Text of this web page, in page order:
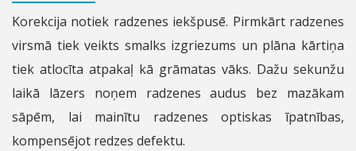
Korekcija notiek radzenes iekšpusē. Pirmkārt radzenes
virsmā tiek veikts smalks izgriezums un plāna kārtiņa
tiek atlocīta atpakaļ kā grāmatas vāks. Dažu sekunžu
laikā lāzers noņem radzenes audus bez mazākam
sāpēm, lai mainītu radzenes optiskas īpatnības,
kompensējot redzes defektu.